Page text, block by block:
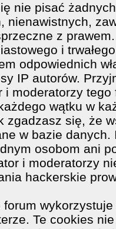
nie pisać
nienawistnych,
z
i
odpowiednich
IP autorów.
i moderatorzy
wątku w
zgadzasz się, że
w bazie
osobom ani
i moderatorzy
hackerskie
forum
Te cookies